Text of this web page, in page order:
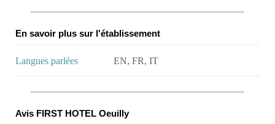
En savoir plus sur l'établissement
Langues parlées EN, FR, IT
Avis FIRST HOTEL Oeuilly